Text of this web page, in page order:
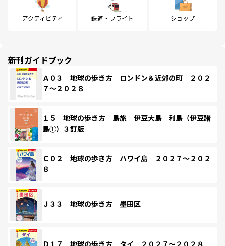
アクティビティ 鉄道・フライト ショップ
新刊ガイドブック
Ａ０３ 地球の歩き方 ロンドン＆近郊の町 ２０２
７～２０２８
１５ 地球の歩き方 島旅 伊豆大島 利島（伊豆諸
島①）３訂版
Ｃ０２ 地球の歩き方 ハワイ島 ２０２７～２０２
８
Ｊ３３ 地球の歩き方 墨田区